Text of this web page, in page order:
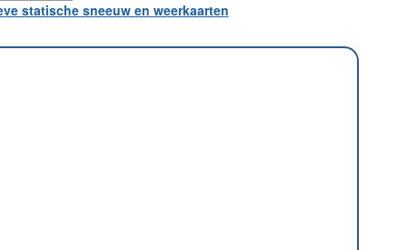
statische sneeuw en weerkaarten